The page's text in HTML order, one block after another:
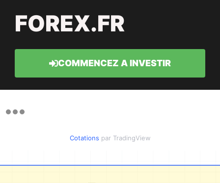
FOREX.FR
COMMENCEZ A INVESTIR
Cotations par TradingView